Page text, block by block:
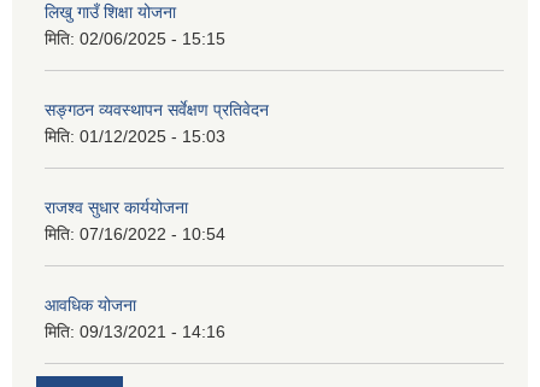
लिखु गाउँ शिक्षा योजना
मिति: 02/06/2025 - 15:15
सङ्गठन व्यवस्थापन सर्वेक्षण प्रतिवेदन
मिति: 01/12/2025 - 15:03
राजश्व सुधार कार्ययोजना
मिति: 07/16/2022 - 10:54
आवधिक योजना
मिति: 09/13/2021 - 14:16